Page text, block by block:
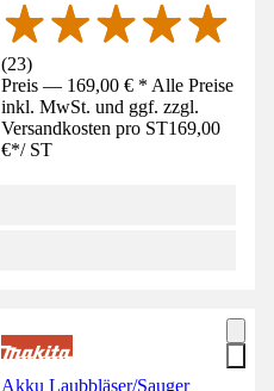
(23)
Preis — 169,00 € * Alle Preise
inkl. MwSt. und ggf. zzgl.
Versandkosten pro ST169,00
€*/ ST
Akku Laubbläser/Sauger